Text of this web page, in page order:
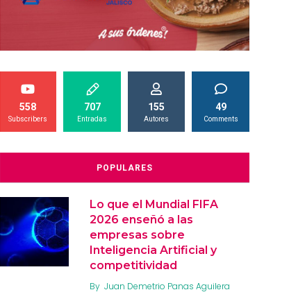
558
Subscribers
707
Entradas
155
Autores
49
Comments
POPULARES
Lo que el Mundial FIFA
2026 enseñó a las
empresas sobre
Inteligencia Artificial y
competitividad
By Juan Demetrio Panas Aguilera